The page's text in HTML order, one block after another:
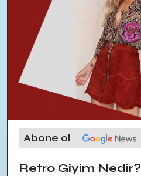
Abone ol
Retro Giyim Nedir?